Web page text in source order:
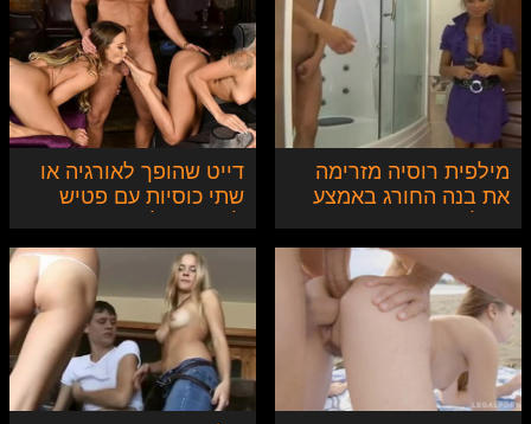
מילפית רוסיה מזרימה
את בנה החורג באמצע
דייט שהופך לאורגיה או
שתי כוסיות עם פטיש